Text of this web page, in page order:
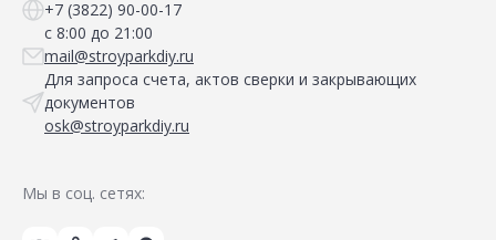
+7 (3822) 90-00-17
с 8:00 до 21:00
mail@stroyparkdiy.ru
Для запроса счета, актов сверки и закрывающих
документов
osk@stroyparkdiy.ru
Мы в соц. сетях: